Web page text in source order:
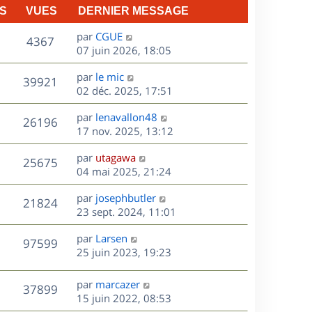
VUES DERNIER MESSAGE
4367V
u
e
s
D
e
r
n
i
e
r
m
e
s
s
a
g
e
par CGUE
07 juin 2026, 18:05
39921
u
e
D
e
r
n
i
e
r
m
e
s
s
a
g
e
par le mic
02 déc. 2025, 17:51
26196V
u
D
e
r
n
i
e
r
m
e
s
s
a
g
e
par lenavallon48
17 nov. 2025, 13:12
25675V
u
s
D
e
r
n
i
e
r
m
e
s
s
par utagawa
04 mai 2025, 21:24
21824V
u
D
e
r
n
i
e
r
m
e
par josephbutler
23 sept. 2024, 11:01
97599V
u
e
D
e
n
i
e
par Larsen
25 juin 2023, 19:23
37899V
D
e
par marcazer
15 juin 2022, 08:53